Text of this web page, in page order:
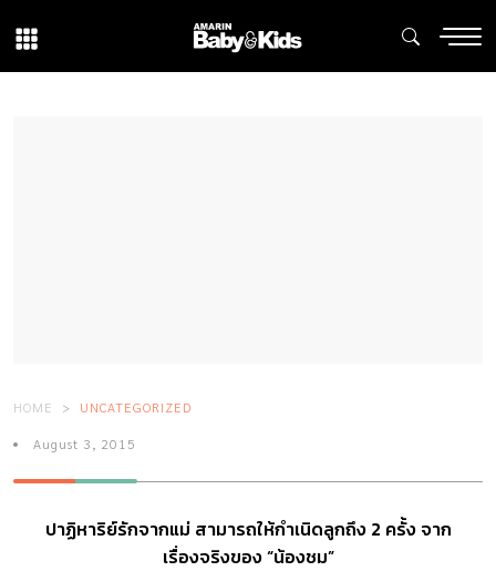
HOME UNCATEGORIZED
August 3, 2015
ปาฏิหาริย์รักจากแม่ สามารถให้กำเนิดลูกถึง 2 ครั้ง จาก
เรื่องจริงของ “น้องชม”